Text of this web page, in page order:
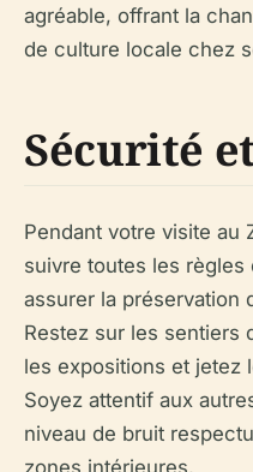
agréable, offrant la
de culture locale chez
Sécurité
Pendant votre visite au
suivre toutes les
assurer la préservation
Restez sur les sentiers
les expositions et jetez
Soyez attentif aux
niveau de bruit